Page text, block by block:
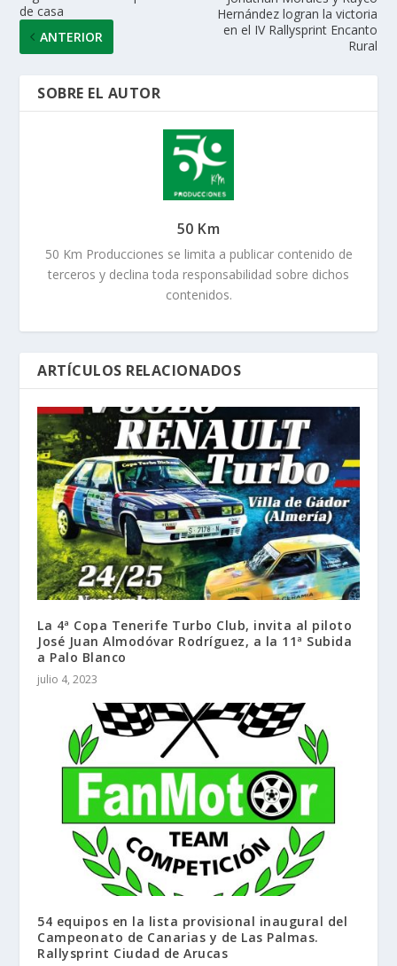
de casa
ANTERIOR
Hernández logran la victoria
en el IV Rallysprint Encanto
Rural
SOBRE EL AUTOR
50 Km
50 Km Producciones se limita a publicar contenido de
terceros y declina toda responsabilidad sobre dichos
contenidos.
ARTÍCULOS RELACIONADOS
La 4ª Copa Tenerife Turbo Club, invita al piloto
José Juan Almodóvar Rodríguez, a la 11ª Subida
a Palo Blanco
julio 4, 2023
54 equipos en la lista provisional inaugural del
Campeonato de Canarias y de Las Palmas.
Rallysprint Ciudad de Arucas